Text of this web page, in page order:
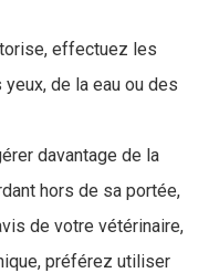
effectuez les
de la eau ou des
davantage de la
hors de sa portée,
de votre vétérinaire,
préférez utiliser